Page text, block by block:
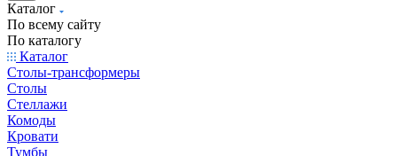
Каталог
По всему сайту
По каталогу
Каталог
Столы-трансформеры
Столы
Стеллажи
Комоды
Кровати
Тумбы